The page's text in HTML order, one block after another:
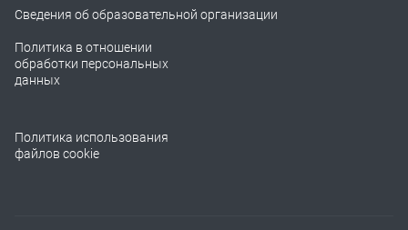
Сведения об образовательной организации
Политика в отношении
обработки персональных
данных
Политика использования
файлов cookie